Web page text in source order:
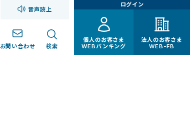
音声読上
お問い合わせ 検索
ログイン
個人のお客さま
WEBバンキング
法人のお客さま
WEB-FB